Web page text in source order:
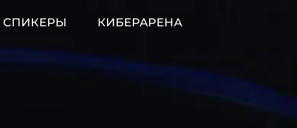
СПИКЕРЫ
КИБЕРАРЕНА